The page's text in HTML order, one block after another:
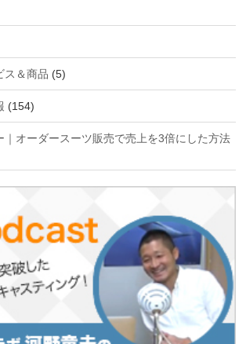
ス＆商品 (5)
(154)
｜オーダースーツ販売で売上を3倍にした方法